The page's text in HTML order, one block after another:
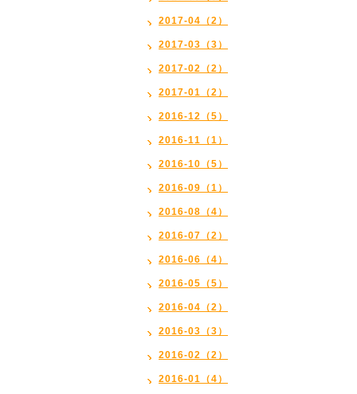
2017-04（2）
2017-03（3）
2017-02（2）
2017-01（2）
2016-12（5）
2016-11（1）
2016-10（5）
2016-09（1）
2016-08（4）
2016-07（2）
2016-06（4）
2016-05（5）
2016-04（2）
2016-03（3）
2016-02（2）
2016-01（4）